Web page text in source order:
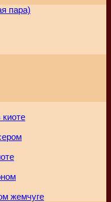
пара)
жемчуге